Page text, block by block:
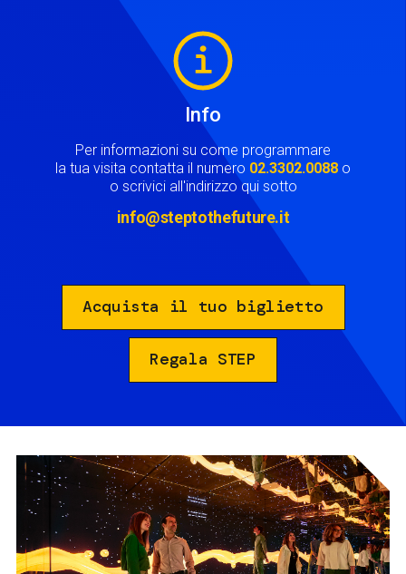
Info
Per informazioni su come programmare
la tua visita contatta il numero 02.3302.0088 o
o scrivici all'indirizzo qui sotto
info@steptothefuture.it
Acquista il tuo biglietto
Regala STEP